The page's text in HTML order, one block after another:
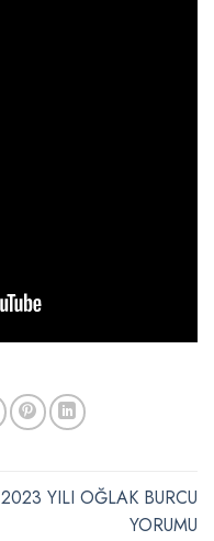
2023 YILI OĞLAK BURCU
YORUMU